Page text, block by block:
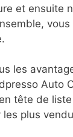
et ensuite
vous
les
Auto
tête de
plus